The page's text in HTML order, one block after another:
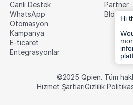
Canlı Destek
WhatsApp
Otomasyon
Kampanya
E-ticaret
Entegrasyonlar
Partner
Blog
©2025 Qpien. Tüm
Hizmet ŞartlarıGizlilik
Hi